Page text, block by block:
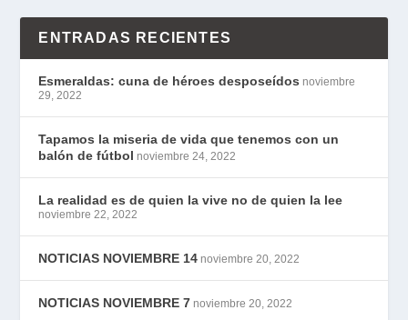
ENTRADAS RECIENTES
Esmeraldas: cuna de héroes desposeídos noviembre
29, 2022
Tapamos la miseria de vida que tenemos con un
balón de fútbol noviembre 24, 2022
La realidad es de quien la vive no de quien la lee
noviembre 22, 2022
NOTICIAS NOVIEMBRE 14 noviembre 20, 2022
NOTICIAS NOVIEMBRE 7 noviembre 20, 2022